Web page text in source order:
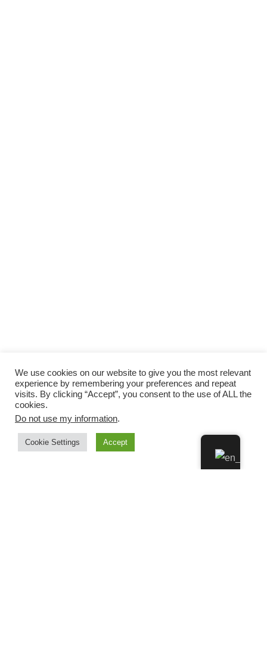
We use cookies on our website to give you the most relevant
experience by remembering your preferences and repeat
visits. By clicking “Accept”, you consent to the use of ALL the
cookies.
Do not use my information.
Cookie Settings Accept